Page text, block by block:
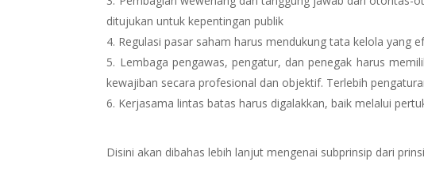
ditujukan untuk kepentingan publik
Regulasi pasar saham harus mendukung tata kelola yang
Lembaga pengawas, pengatur, dan penegak harus
kewajiban secara profesional dan objektif. Terlebih
Kerjasama lintas batas harus digalakkan, baik melalui
Disini akan dibahas lebih lanjut mengenai subprinsip dari